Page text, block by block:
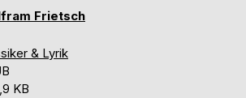
Frietsch
& Lyrik
KB